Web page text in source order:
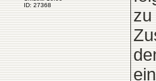
ID: 27368
zu